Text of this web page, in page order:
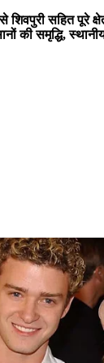
सहित पूरे
की समृद्धि,